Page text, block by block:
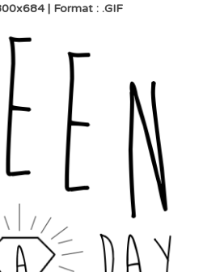
| Format : .GIF